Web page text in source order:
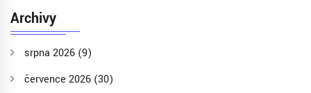
Archivy
srpna 2026 (9)
července 2026 (30)